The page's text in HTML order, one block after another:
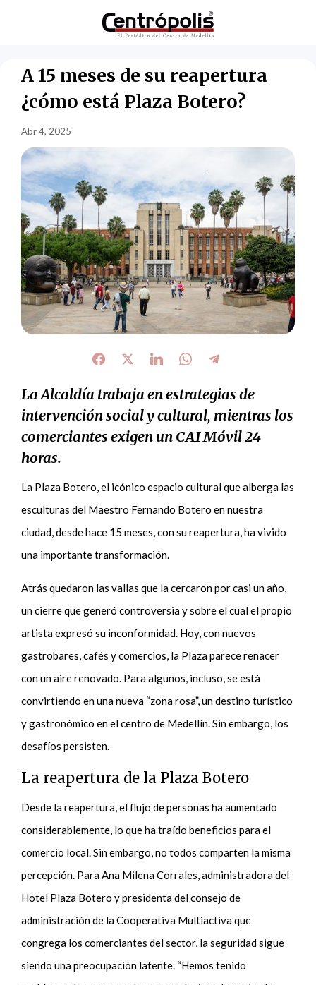
A 15 meses de su reapertura
¿cómo está Plaza Botero?
Abr 4, 2025
La Alcaldía trabaja en estrategias de
intervención social y cultural, mientras los
comerciantes exigen un CAI Móvil 24
horas.
La Plaza Botero, el icónico espacio cultural que alberga las
esculturas del Maestro Fernando Botero en nuestra
ciudad, desde hace 15 meses, con su reapertura, ha vivido
una importante transformación.
Atrás quedaron las vallas que la cercaron por casi un año,
un cierre que generó controversia y sobre el cual el propio
artista expresó su inconformidad. Hoy, con nuevos
gastrobares, cafés y comercios, la Plaza parece renacer
con un aire renovado. Para algunos, incluso, se está
convirtiendo en una nueva “zona rosa”, un destino turístico
y gastronómico en el centro de Medellín. Sin embargo, los
desafíos persisten.
La reapertura de la Plaza Botero
Desde la reapertura, el flujo de personas ha aumentado
considerablemente, lo que ha traído beneficios para el
comercio local. Sin embargo, no todos comparten la misma
percepción. Para Ana Milena Corrales, administradora del
Hotel Plaza Botero y presidenta del consejo de
administración de la Cooperativa Multiactiva que
congrega los comerciantes del sector, la seguridad sigue
siendo una preocupación latente. “Hemos tenido